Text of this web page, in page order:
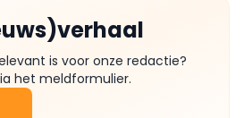
is voor onze redactie?
het meldformulier.